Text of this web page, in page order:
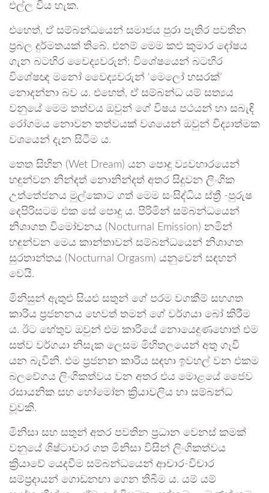
එල්ල විය හැක.
එහෙත්, ඒ සම්බන්ධයෙන් සමාජය පුරා පැතිර පවතින
ප්‍රබල දුර්මතයක් තිබේ. එනම් මෙම කළු කුමාර දෝෂය
ගැන බටහිර වෛද්‍යවරුන්; විශේෂයෙන් බටහිර
විශේෂඥ මනෝ වෛද්‍යවරුන් ‘මෙලෝ හසරක්’
නොදන්නා බව ය. එහෙත්, ඒ සම්බන්ධ යම් සත්‍යය
වනුයේ මෙම තත්වය ඔවුන් ගේ විෂය පථයන් හා සබැඳි
රෝගමය නොවන තත්වයක් වශයෙන් ඔවුන් විද්‍යාත්මක
වශයෙන් දැන සිටීම ය.
තෙත සිහින (Wet Dream) යන පොදු ව්‍යවහාරයෙන්
හඳුන්වන නින්දත් නොනින්දත් අතර සිදුවන ලිංගික
උත්තේජනය මුල්කොට ගත් මෙම සංසිද්ධිය ස්ත්‍රී -පුරුෂ
දෙපිරිසටම එක සේ පොදු ය. පිරිමින් සම්බන්ධයෙන්
නිශාගත විමෝචනය (Nocturnal Emission) නමින්
හඳුන්වන මෙය කාන්තාවන් සම්බන්ධයෙන් නිශාගත
සුරතාන්තය (Nocturnal Orgasm) යනුවෙන් සඳහන්
වෙයි.
මිනිසුන් ඇතුළු සියළු සතුන් ගේ පරම වගකීම් සහගත
කාරිය ප්‍රජනනය හෙවත් තමන් ගේ වර්ගයා බෝ කිරීම
ය. ඊට හේතුව ඔවුන් එම කාරියේ නොයෙදුණහොත් එම
සත්ව වර්ගයා නිසැක ලෙසම මිහිතලයෙන් අතු ගෑවී
යන බැවිනි. එම ප්‍රජනන කාරිය සඳහා ඉවහල් වන එකම
බලවේගය ලිංගිකත්වය වන අතර එය මොළයේ ජෛව
රසායනික සහ හෝමෝන ක්‍රියාවලිය හා සම්බන්ධ
වූවකි.
මිනිසා සහ සතුන් අතර පවතින ප්‍රධාන වෙනස් කමක්
වනුයේ ශිෂ්ටාචාර ගත මිනිසා විසින් ලිංගිකත්වය
ක්‍රියාවේ යෙදවීම සම්බන්ධයෙන් ආචාර-විචාර
සම්ප්‍රදායන් ගොඩනඟා ගෙන තිබීම ය. යම් යම්